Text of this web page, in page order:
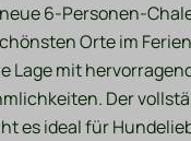
erlaubt
Kinder
6-Personen-
Orte im
Lage mit
Der
es ideal für